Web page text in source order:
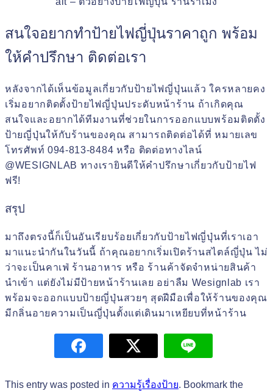
สนใจอยากทำป้ายไฟญี่ปุ่นราคาถูก พร้อม
ให้คำปรึกษา ติดต่อเรา
หลังจากได้เห็นข้อมูลเกี่ยวกับป้ายไฟญี่ปุ่นแล้ว ใครหลายคง
เริ่มอยากติดตั้งป้ายไฟญี่ปุ่นประดับหน้าร้าน ถ้าเกิดคุณ
สนใจและอยากได้ทีมงานที่ช่วยในการออกแบบพร้อมติดตั้ง
ป้ายญี่ปุ่นให้กับร้านของคุณ สามารถติดต่อได้ที่ หมายเลข
โทรศัพท์ 094-813-8484 หรือ ติดต่อทางไลน์
@WESIGNLAB ทางเรายินดีให้คำปรึกษาเกี่ยวกับป้ายไฟ
ฟรี!
สรุป
มาถึงตรงนี้ก็เป็นอันเรียบร้อยเกี่ยวกับป้ายไฟญี่ปุ่นที่เราเอา
มาแนะนำกันในวันนี้ ถ้าคุณอยากเริ่มเปิดร้านสไตล์ญี่ปุ่น ไม่
ว่าจะเป็นคาเฟ่ ร้านอาหาร หรือ ร้านค้าจัดจำหน่ายสินค้า
นำเข้า แต่ยังไม่มีป้ายหน้าร้านเลย อย่าลืม Wesignlab เรา
พร้อมจะออกแบบป้ายญี่ปุ่นสวยๆ สุดฝีมือเพื่อให้ร้านของคุณ
มีกลิ่นอายความเป็นญี่ปุ่นตั้งแต่เดินมาเหยียบที่หน้าร้าน
This entry was posted in ความรู้เรื่องป้าย. Bookmark the